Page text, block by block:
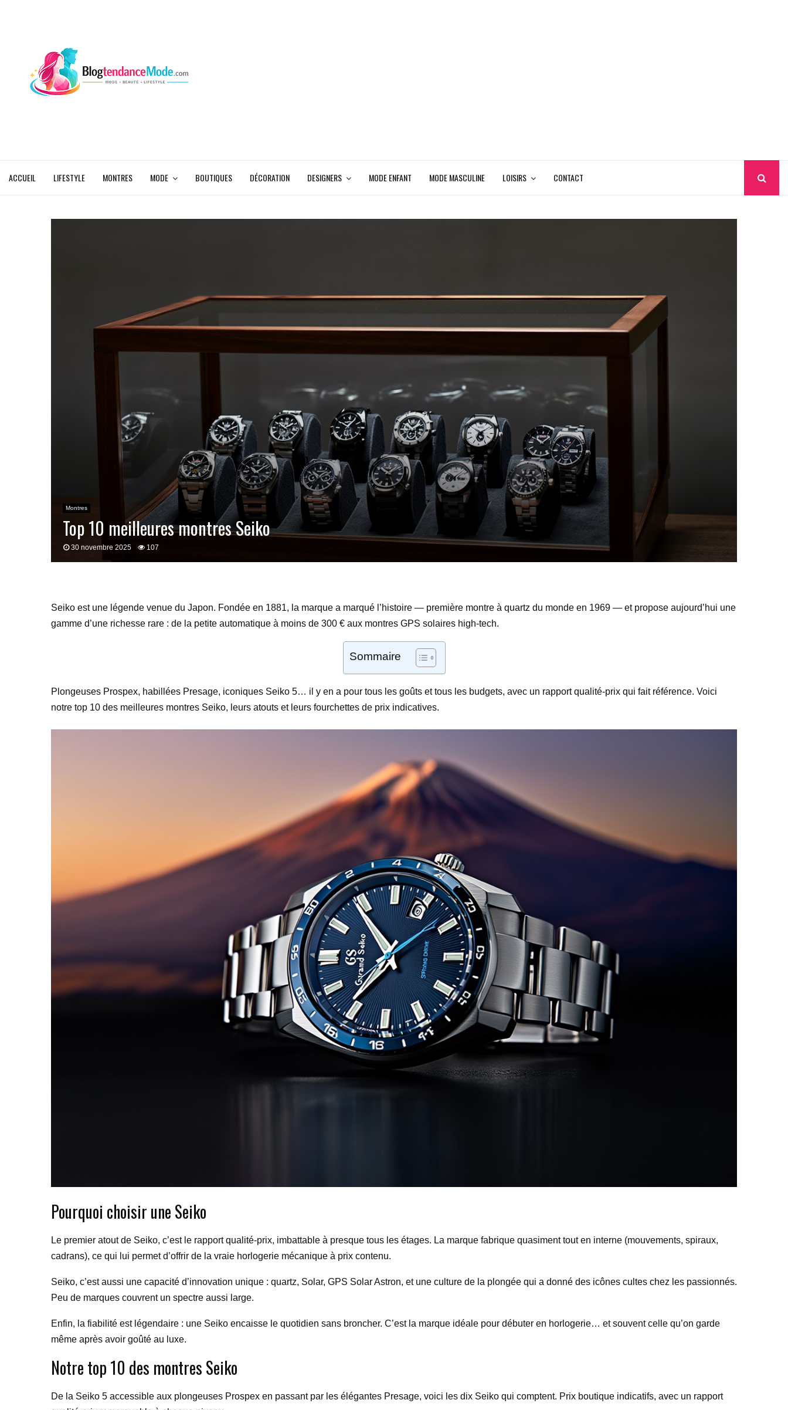
ACCUEIL LIFESTYLE MONTRES MODE BOUTIQUES DÉCORATION DESIGNERS MODE ENFANT MODE MASCULINE LOISIRS CONTACT
Montres
Top 10 meilleures montres Seiko
30 novembre 2025 107
Seiko est une légende venue du Japon. Fondée en 1881, la marque a marqué l’histoire — première montre à quartz du monde en 1969 — et propose aujourd’hui une
gamme d’une richesse rare : de la petite automatique à moins de 300 € aux montres GPS solaires high-tech.
Sommaire
Plongeuses Prospex, habillées Presage, iconiques Seiko 5… il y en a pour tous les goûts et tous les budgets, avec un rapport qualité-prix qui fait référence. Voici
notre top 10 des meilleures montres Seiko, leurs atouts et leurs fourchettes de prix indicatives.
Pourquoi choisir une Seiko
Le premier atout de Seiko, c’est le rapport qualité-prix, imbattable à presque tous les étages. La marque fabrique quasiment tout en interne (mouvements, spiraux,
cadrans), ce qui lui permet d’offrir de la vraie horlogerie mécanique à prix contenu.
Seiko, c’est aussi une capacité d’innovation unique : quartz, Solar, GPS Solar Astron, et une culture de la plongée qui a donné des icônes cultes chez les passionnés.
Peu de marques couvrent un spectre aussi large.
Enfin, la fiabilité est légendaire : une Seiko encaisse le quotidien sans broncher. C’est la marque idéale pour débuter en horlogerie… et souvent celle qu’on garde
même après avoir goûté au luxe.
Notre top 10 des montres Seiko
De la Seiko 5 accessible aux plongeuses Prospex en passant par les élégantes Presage, voici les dix Seiko qui comptent. Prix boutique indicatifs, avec un rapport